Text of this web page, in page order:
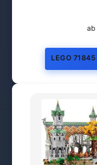
ab
LEGO 71845